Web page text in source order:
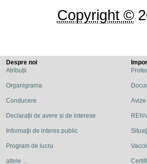
Copyright ©
Despre noi
Atribuții
Organigrama
Conducere
Declarații de avere și de interese
Informaţii de interes public
Program de lucru
altele ...